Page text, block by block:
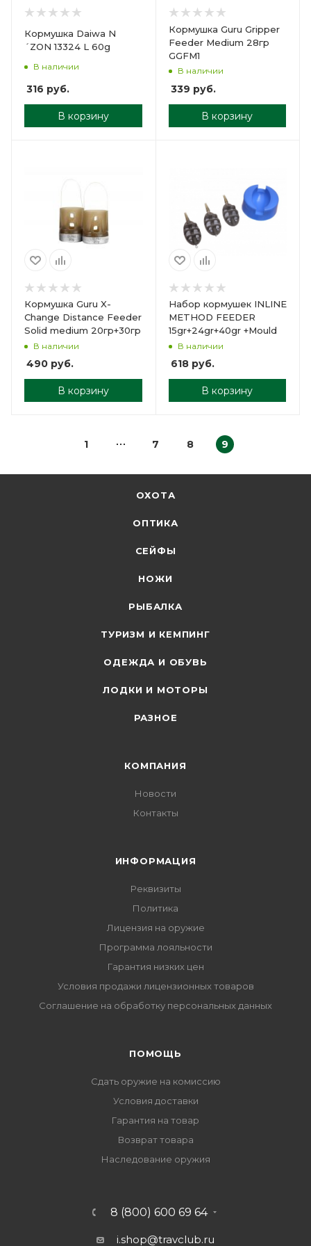
Кормушка Daiwa N
´ZON 13324 L 60g
В наличии
316 руб.
В корзину
Кормушка Guru Gripper
Feeder Medium 28гр
GGFM1
В наличии
339 руб.
В корзину
Кормушка Guru X-
Change Distance Feeder
Solid medium 20гр+30гр
В наличии
490 руб.
В корзину
Набор кормушек INLINE
METHOD FEEDER
15gr+24gr+40gr +Mould
В наличии
618руб.
В корзину
1 7 8 9
ОХОТА
ОПТИКА
СЕЙФЫ
НОЖИ
РЫБАЛКА
ТУРИЗМ И КЕМПИНГ
ОДЕЖДА И ОБУВЬ
ЛОДКИ И МОТОРЫ
РАЗНОЕ
КОМПАНИЯ
Новости
Контакты
ИНФОРМАЦИЯ
Реквизиты
Политика
Лицензия на оружие
Программа лояльности
Гарантия низких цен
Условия продажи лицензионных товаров
Соглашение на обработку персональных данных
ПОМОЩЬ
Сдать оружие на комиссию
Условия доставки
Гарантия на товар
Возврат товара
Наследование оружия
8 (800) 600 69 64
i.shop@travclub.ru